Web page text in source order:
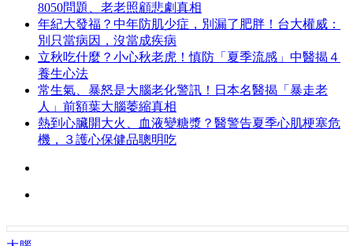
8050問題、老老照顧悲劇真相
年紀大發福？中年防肌少症，別漏了肥胖！台大權威：
別只當病因，沒當成疾病
立秋吃什麼？小心秋老虎！慎防「夏季流感」中醫揭４
養生心法
常生氣、暴怒是大腦老化警訊！日本名醫揭「暴走老
人」前額葉大腦萎縮真相
熱到心臟開大火、血液變糖漿？醫警告夏季心肌梗塞危
機，３護心保健品聰明吃